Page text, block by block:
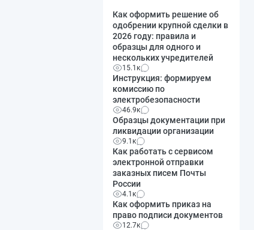
Как оформить решение об
одобрении крупной сделки в
2026 году: правила и
образцы для одного и
нескольких учредителей
15.1к
Инструкция: формируем
комиссию по
электробезопасности
46.9к
Образцы документации при
ликвидации организации
9.1к
Как работать с сервисом
электронной отправки
заказных писем Почты
России
4.1к
Как оформить приказ на
право подписи документов
12.7к